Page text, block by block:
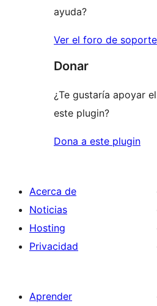
ayuda?
Ver el foro de soporte
Donar
¿Te gustaría apoyar
este plugin?
Dona a este plugin
Acerca de
Noticias
Hosting
Privacidad
Aprender